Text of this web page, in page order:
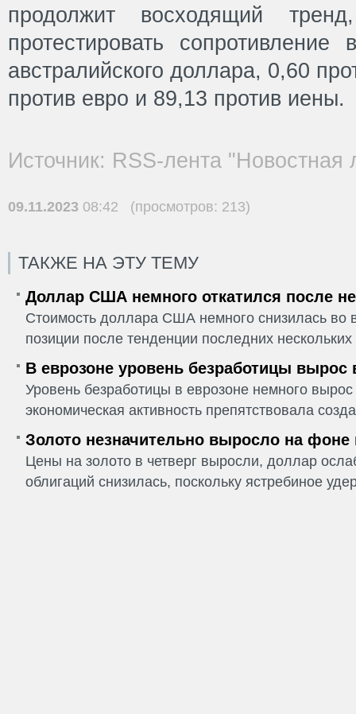
продолжит восходящий
протестировать
австралийского доллара, 0,60
против евро и 89,13 против иены.
Источник: RSS-лента "Новостная
09.11.2023 08:42 (просмотров: 213)
ТАКЖЕ НА ЭТУ ТЕМУ
Доллар США немного откатился после
Стоимость доллара США немного снизилась во
позиции после тенденции последних
В еврозоне уровень безработицы вырос
Уровень безработицы в еврозоне немного
экономическая активность препятствовала
Золото незначительно выросло на фоне
Цены на золото в четверг выросли, доллар
облигаций снизилась, поскольку ястребиное